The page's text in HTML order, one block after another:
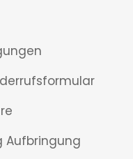
Aufbringung